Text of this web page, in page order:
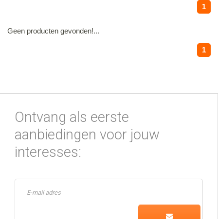
1
Geen producten gevonden!...
1
Ontvang als eerste
aanbiedingen voor jouw
interesses: